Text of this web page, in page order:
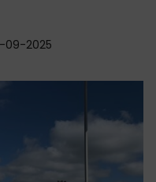
09-2025